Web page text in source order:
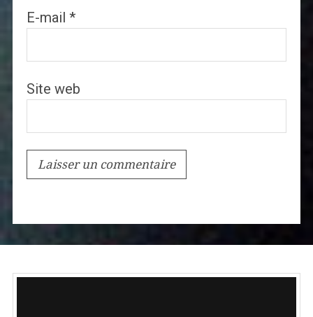
E-mail *
Site web